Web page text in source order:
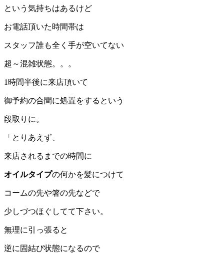
という気持ちはあるけど
お電話頂いた時間帯は
スタッフ誰も全く手が空いてない
超～混雑状態。。。
1時間半後に来店頂いて
御予約の合間に処置をするという
段取りに。
「とりあえず、
来店されるまでの時間に
オイルタイプの何かを髪につけて
コームの先や箸の先などで
少しづつほぐしてて下さい。
無理に引っ張ると
逆に固結び状態になるので